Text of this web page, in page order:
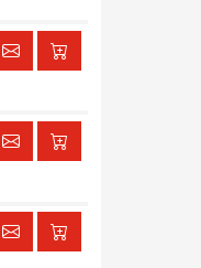
lokalizacji
lokalizacji
lokalizacji